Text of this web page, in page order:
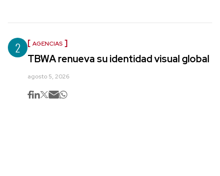
2 AGENCIAS
TBWA renueva su identidad visual global
agosto 5, 2026